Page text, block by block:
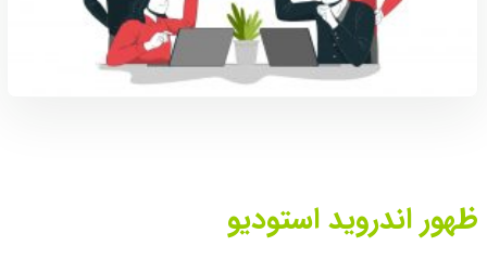
ظهور اندروید استودیو